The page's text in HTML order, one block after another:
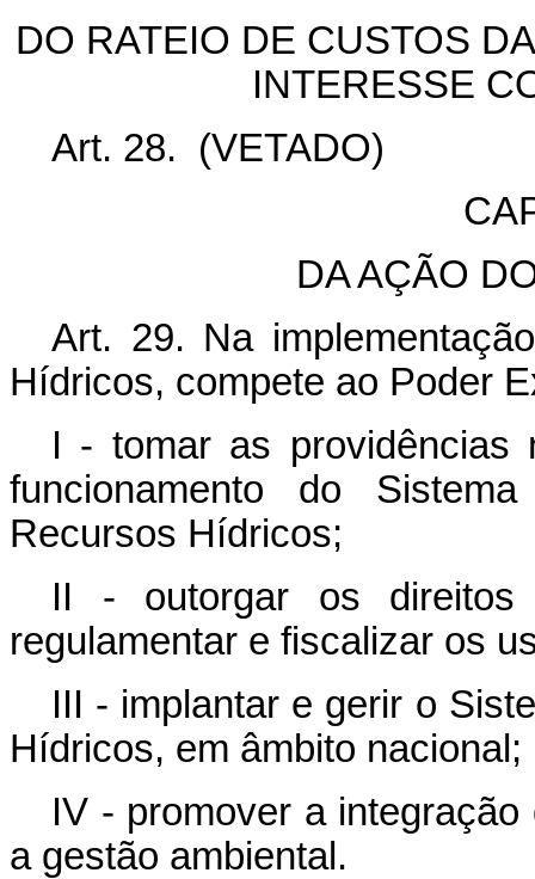
DO RATEIO DE CUSTOS
INTERESSE
Art. 28.
(VETADO)
DA AÇÃO
Art. 29. Na
Hídricos, compete ao Poder
I - tomar as providências
funcionamento do
Recursos Hídricos;
II - outorgar os
regulamentar e fiscalizar os
III - implantar e gerir o
Hídricos, em âmbito nacional;
IV - promover a
a gestão ambiental.